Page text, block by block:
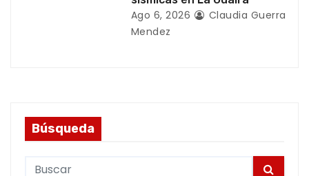
Ago 6, 2026
Claudia Guerra
Mendez
Búsqueda